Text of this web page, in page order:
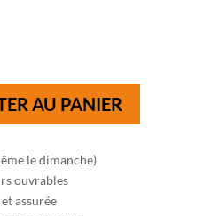
AU PANIER
le dimanche)
ouvrables
assurée